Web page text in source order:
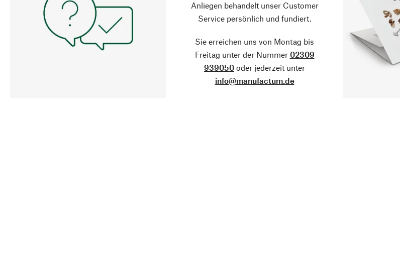
Anliegen behandelt unser Customer
Service persönlich und fundiert.
Sie erreichen uns von Montag bis
Freitag unter der Nummer 02309
939050 oder jederzeit unter
info@manufactum.de